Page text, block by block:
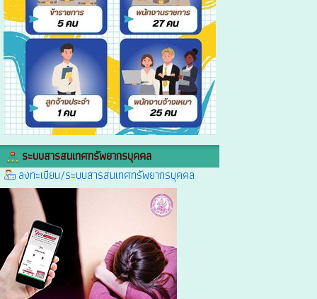
ระบบสารสนเทศทรัพยากรบุคคล
ลงทะเบียน/ระบบสารสนเทศทรัพยากรบุคคล